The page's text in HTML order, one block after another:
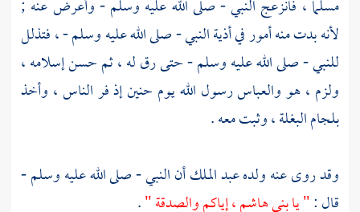
مسلما ، فانزعج النبي - صلى الله عليه وسلم - وأعرض عنه ;
لأنه بدت منه أمور في أذية النبي - صلى الله عليه وسلم - ، فتذلل
للنبي - صلى الله عليه وسلم - حتى رق له ، ثم حسن إسلامه ،
ولزم ، هووالعباسرسول الله يوم حنينإذ فر الناس ، وأخذ
بلجام البغلة ، وثبت معه .
وقد روى عنه ولدهعبد الملكأن النبي - صلى الله عليه وسلم -
قال :" يابني هاشم ،إياكم والصدقة ".